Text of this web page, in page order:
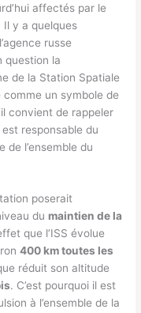
affectés par le
y a quelques
russe
question la
de la Station Spatiale
un symbole de
convient de rappeler
est responsable du
l’ensemble du
poserait
du maintien de la
que l’ISS évolue
400 km toutes les
réduit son altitude
. C’est pourquoi il est
à l’ensemble de la